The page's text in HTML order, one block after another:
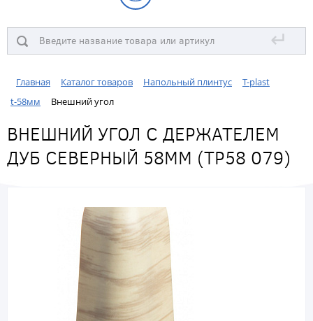
↵
Главная Каталог товаров Напольный плинтус
T-plast
t-58мм
Внешний угол
ВНЕШНИЙ УГОЛ С ДЕРЖАТЕЛЕМ
ДУБ СЕВЕРНЫЙ 58ММ (ТР58 079)